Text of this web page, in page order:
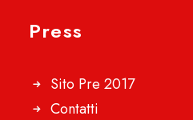
Press
Sito Pre 2017
Contatti